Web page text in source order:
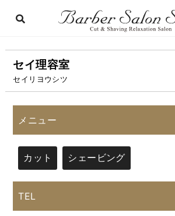
セイ理容室
セイリヨウシツ
メニュー
カット シェービング
TEL